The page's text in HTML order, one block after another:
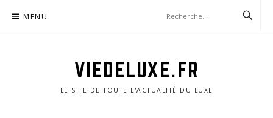
MENU
VIEDELUXE.FR
LE SITE DE TOUTE L'ACTUALITÉ DU LUXE